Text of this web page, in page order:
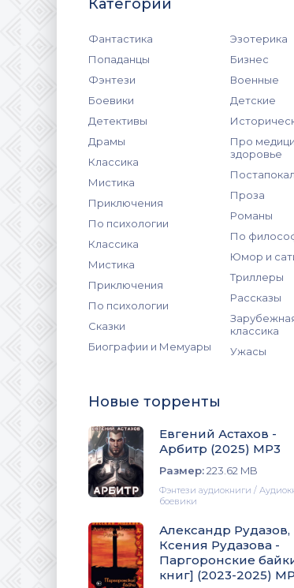
Категории
Фантастика
Попаданцы
Фэнтези
Боевики
Детективы
Драмы
Классика
Мистика
Приключения
По психологии
Классика
Мистика
Приключения
По психологии
Сказки
Биографии и Мемуары
Эзотерика
Бизнес
Военные
Детские
Про
здоровье
Проза
Романы
По
Юмор и
Триллеры
Рассказы
классика
Ужасы
Новые торренты
Евгений Астахов -
Арбитр (2025) МР3
Размер:223.62 MB
Фэнтези аудиокниги /
боевики
Александр Рудазов,
Ксения Рудазова -
Паргоронские
книг] (2023-2025)